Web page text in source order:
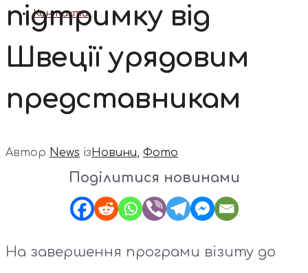
Контакти
підтримку від
Швеції урядовим
представникам
Автор News ізНовини, Фото
Поділитися новинами
На завершення програми візиту до